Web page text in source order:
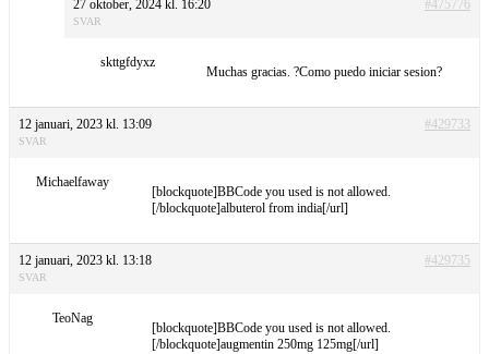
27 oktober, 2024 kl. 16:20 #475776
SVAR
skttgfdyxz
Muchas gracias. ?Como puedo iniciar sesion?
12 januari, 2023 kl. 13:09 #429733
SVAR
Michaelfaway
[blockquote]BBCode you used is not allowed.
[/blockquote]albuterol from india[/url]
12 januari, 2023 kl. 13:18 #429735
SVAR
TeoNag
[blockquote]BBCode you used is not allowed.
[/blockquote]augmentin 250mg 125mg[/url]